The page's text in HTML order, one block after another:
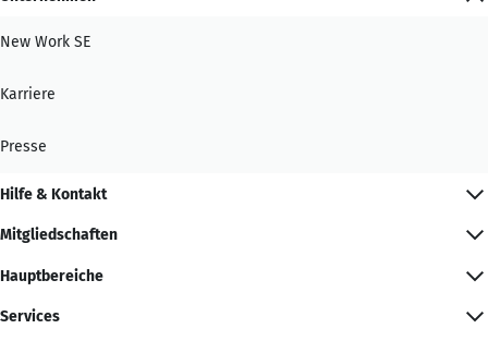
New Work SE
Karriere
Presse
Hilfe & Kontakt
Mitgliedschaften
Hauptbereiche
Services